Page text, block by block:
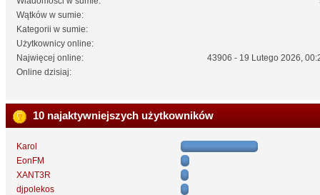
Wątków w sumie:
Kategorii w sumie:
Użytkownicy online:
Najwięcej online:
43906 - 19 Lutego 2026,
Online dzisiaj:
10 najaktywniejszych użytkowników
Karol
EonFM
XANT3R
djpolekos